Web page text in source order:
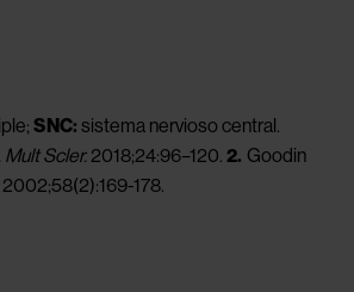
SNC: sistema nervioso central.
Mult Scler. 2018;24:96–120. 2. Goodin
2002;58(2):169-178.